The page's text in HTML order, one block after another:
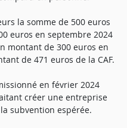
la somme de 500 euros
euros en septembre 2024
montant de 300 euros en
de 471 euros de la CAF.
en février 2024
créer une entreprise
subvention espérée.